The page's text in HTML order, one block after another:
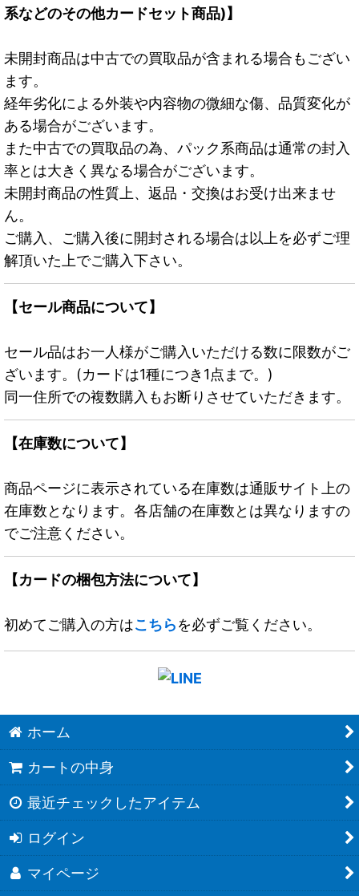
系などのその他カードセット商品)】
未開封商品は中古での買取品が含まれる場合もござい
ます。
経年劣化による外装や内容物の微細な傷、品質変化が
ある場合がございます。
また中古での買取品の為、パック系商品は通常の封入
率とは大きく異なる場合がございます。
未開封商品の性質上、返品・交換はお受け出来ませ
ん。
ご購入、ご購入後に開封される場合は以上を必ずご理
解頂いた上でご購入下さい。
【セール商品について】
セール品はお一人様がご購入いただける数に限数がご
ざいます。(カードは1種につき1点まで。)
同一住所での複数購入もお断りさせていただきます。
【在庫数について】
商品ページに表示されている在庫数は通販サイト上の
在庫数となります。各店舗の在庫数とは異なりますの
でご注意ください。
【カードの梱包方法について】
初めてご購入の方はこちらを必ずご覧ください。
ホーム
カートの中身
最近チェックしたアイテム
ログイン
マイページ